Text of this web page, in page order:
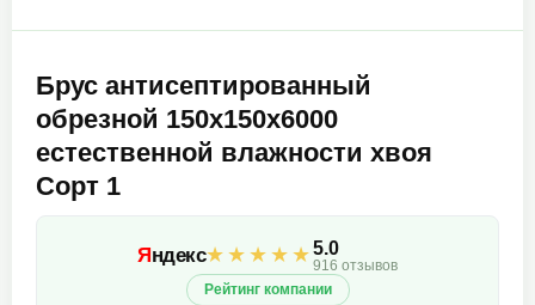
Брус антисептированный
обрезной 150х150х6000
естественной влажности хвоя
Сорт 1
Яндекс★★★★★5.0
916 отзывов
Рейтинг компании